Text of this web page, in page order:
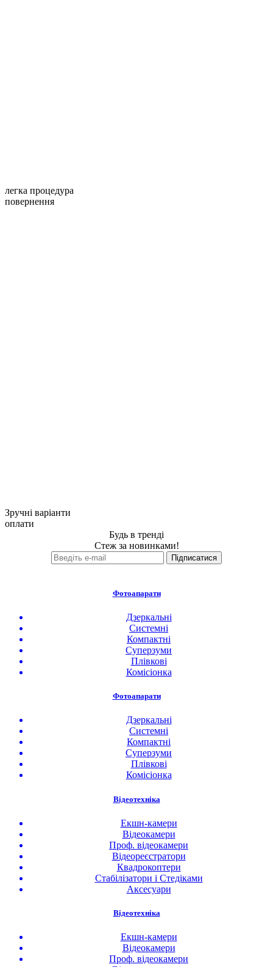
легка процедура
повернення
Зручні варіанти
оплати
Будь в тренді
Стеж за новинками!
Фотоапарати
Дзеркальні
Системні
Компактні
Суперзуми
Плівкові
Комісіонка
Фотоапарати
Дзеркальні
Системні
Компактні
Суперзуми
Плівкові
Комісіонка
Відеотехніка
Екшн-камери
Відеокамери
Проф. відеокамери
Відеореєстратори
Квадрокоптери
Стабілізатори і Стедіками
Аксесуари
Відеотехніка
Екшн-камери
Відеокамери
Проф. відеокамери